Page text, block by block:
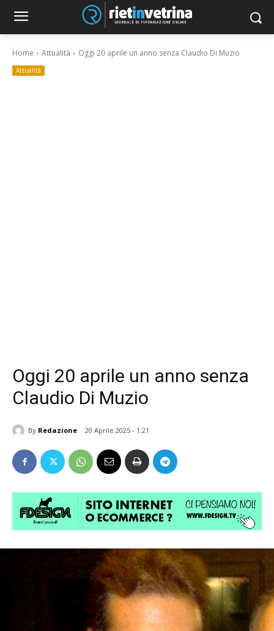
Home Attualità Oggi 20 aprile un anno senza Claudio Di Muzio
Attualità
Oggi 20 aprile un anno senza
Claudio Di Muzio
By Redazione 20 Aprile 2025 - 1:21